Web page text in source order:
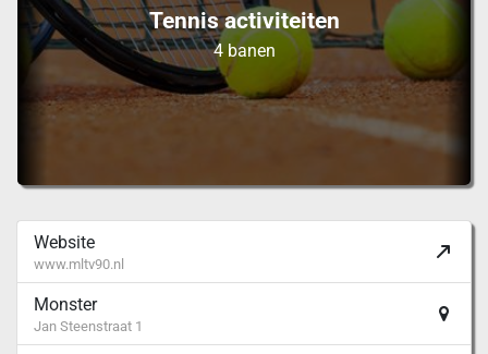
Tennis activiteiten
4 banen
Website
www.mltv90.nl
Monster
Jan Steenstraat 1